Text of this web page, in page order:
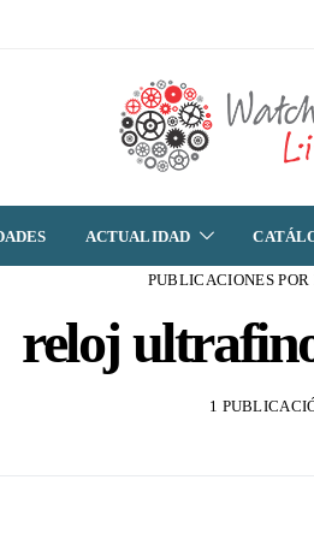
ACTUALIDAD
PUBLICACIONES POR
reloj
1